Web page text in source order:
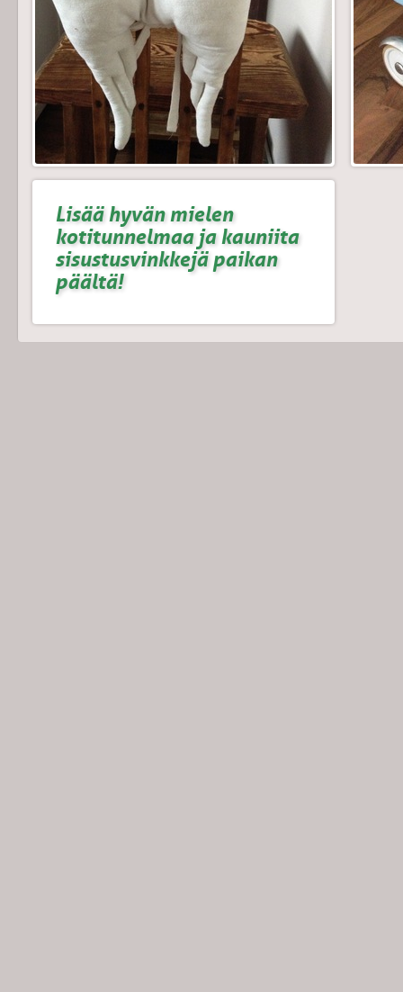
Lisää hyvän mielen
kotitunnelmaa ja kauniita
sisustusvinkkejä paikan
päältä!